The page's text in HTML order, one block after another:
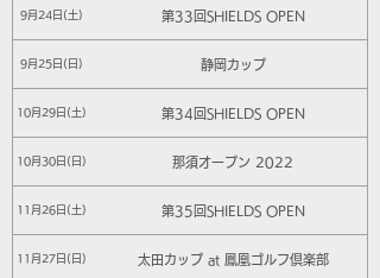
9月24日(土) 第33回SHIELDS OPEN
9月25日(日) 静岡カップ
10月29日(土) 第34回SHIELDS OPEN
10月30日(日) 那須オープン 2022
11月26日(土) 第35回SHIELDS OPEN
11月27日(日) 太田カップ at 鳳凰ゴルフ倶楽部